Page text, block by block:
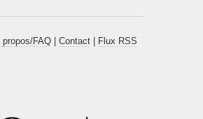
propos/FAQ| Contact| Flux RSS